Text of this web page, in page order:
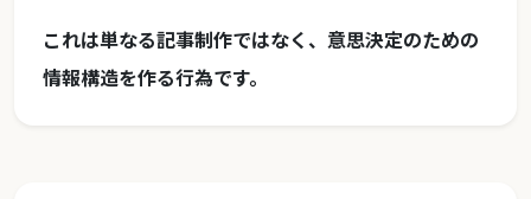
これは単なる記事制作ではなく、意思決定のための
情報構造を作る行為です。